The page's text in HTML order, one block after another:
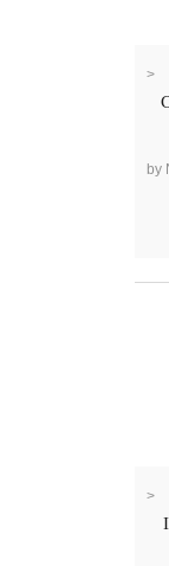
>
by
>